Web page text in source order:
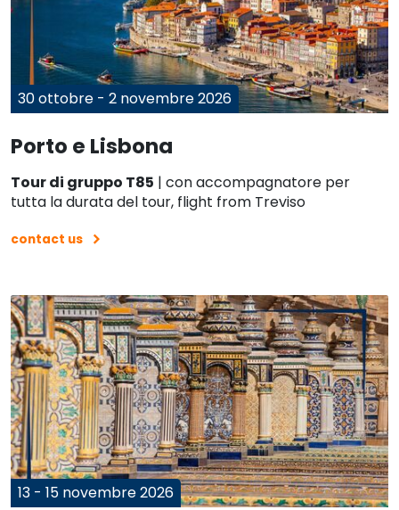
30 ottobre - 2 novembre 2026
Porto e Lisbona
Tour di gruppo T85 | con accompagnatore per
tutta la durata del tour, flight from Treviso
contact us
13 - 15 novembre 2026